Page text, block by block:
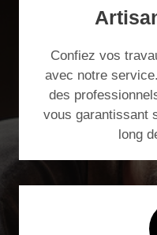
Confiez vos
avec notre
des
vous garantissant
long